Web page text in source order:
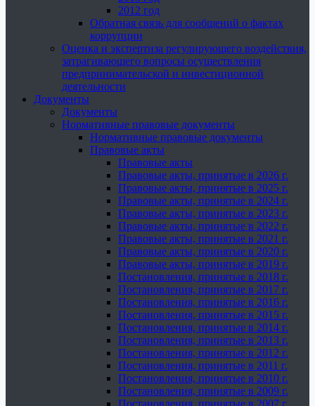
2012 год
Обратная связь для сообщений о фактах
коррупции
Оценка и экспертиза регулирующего воздействия,
затрагивающего вопросы осуществления
предпринимательской и инвестиционной
деятельности
Документы
Документы
Нормативные правовые документы
Нормативные правовые документы
Правовые акты
Правовые акты
Правовые акты, принятые в 2026 г.
Правовые акты, принятые в 2025 г.
Правовые акты, принятые в 2024 г.
Правовые акты, принятые в 2023 г.
Правовые акты, принятые в 2022 г.
Правовые акты, принятые в 2021 г.
Правовые акты, принятые в 2020 г.
Правовые акты, принятые в 2019 г.
Постановления, принятые в 2018 г.
Постановления, принятые в 2017 г.
Постановления, принятые в 2016 г.
Постановления, принятые в 2015 г.
Постановления, принятые в 2014 г.
Постановления, принятые в 2013 г.
Постановления, принятые в 2012 г.
Постановления, принятые в 2011 г.
Постановления, принятые в 2010 г.
Постановления, принятые в 2009 г.
Постановления, принятые в 2007 г.